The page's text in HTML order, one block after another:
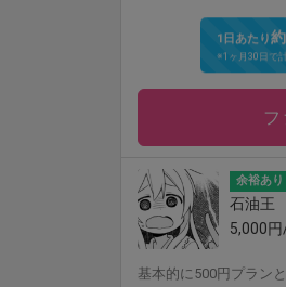
1日あたり
※1ヶ月30日で
フ
余裕あり
石油王
5,000円
基本的に500円プラン